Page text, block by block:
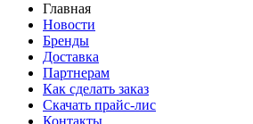
Главная
Новости
Бренды
Доставка
Партнерам
Как сделать заказ
Скачать прайс-лис